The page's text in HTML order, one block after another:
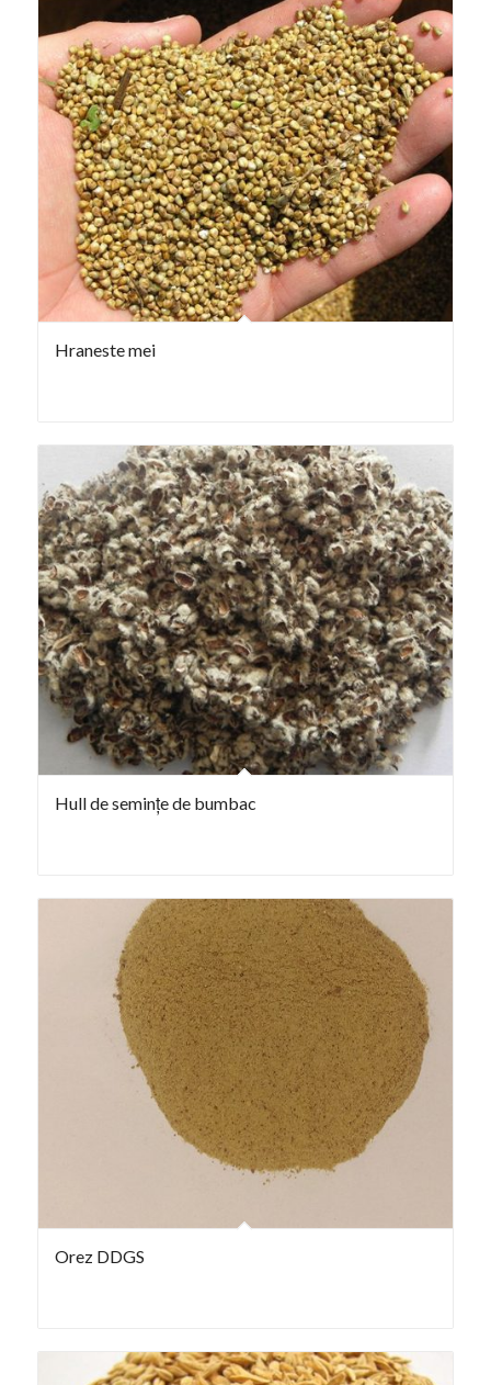
Hraneste mei
Hull de semințe de bumbac
Orez DDGS